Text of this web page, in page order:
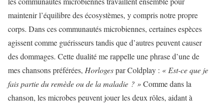
maintenir l’équilibre des écosystèmes, y compris notre propre
corps. Dans ces communautés microbiennes, certaines espèces
agissent comme guérisseurs tandis que d’autres peuvent causer
des dommages. Cette dualité me rappelle une phrase d’une de
mes chansons préférées, Horlogespar Coldplay : « Est-ce que je
fais partie du remède ou de la maladie ? »Comme dans la
chanson, les microbes peuvent jouer les deux rôles, aidant à